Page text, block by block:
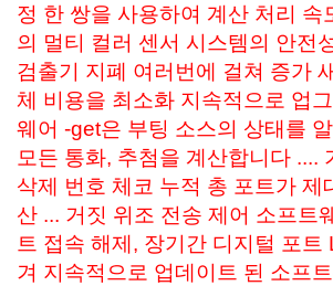
정 한 쌍을 사용하여 계산 처리 속
의 멀티 컬러 센서 시스템의 안전
검출기 지폐 여러번에 걸쳐 증가
체 비용을 최소화 지속적으로 업
웨어 -get은 부팅 소스의 상태를
모든 통화, 추첨을 계산합니다 ....
삭제 번호 체코 누적 총 포트가 제
산 ... 거짓 위조 전송 제어 소프트
트 접속 해제, 장기간 디지털 포트
겨 지속적으로 업데이트 된 소프